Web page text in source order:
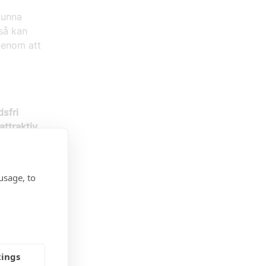
kan
att
–
– för
to